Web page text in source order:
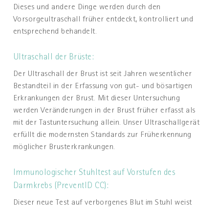
Dieses und andere Dinge werden durch den
Vorsorgeultraschall früher entdeckt, kontrolliert und
entsprechend behandelt.
Ultraschall der Brüste:
Der Ultraschall der Brust ist seit Jahren wesentlicher
Bestandteil in der Erfassung von gut- und bösartigen
Erkrankungen der Brust. Mit dieser Untersuchung
werden Veränderungen in der Brust früher erfasst als
mit der Tastuntersuchung allein. Unser Ultraschallgerät
erfüllt die modernsten Standards zur Früherkennung
möglicher Brusterkrankungen.
Immunologischer Stuhltest auf Vorstufen des
Darmkrebs (PreventID CC):
Dieser neue Test auf verborgenes Blut im Stuhl weist